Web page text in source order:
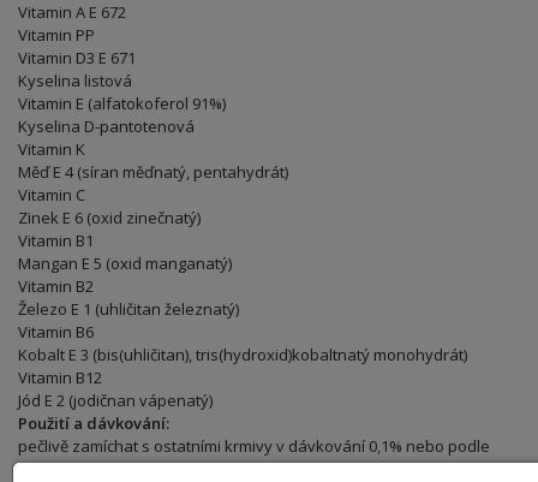
Vitamin A E 672
Vitamin PP
Vitamin D3 E 671
Kyselina listová
Vitamin E (alfatokoferol 91%)
Kyselina D-pantotenová
Vitamin K
Měď E 4 (síran měďnatý, pentahydrát)
Vitamin C
Zinek E 6 (oxid zinečnatý)
Vitamin B1
Mangan E 5 (oxid manganatý)
Vitamin B2
Železo E 1 (uhličitan železnatý)
Vitamin B6
Kobalt E 3 (bis(uhličitan), tris(hydroxid)kobaltnatý monohydrát)
Vitamin B12
Jód E 2 (jodičnan vápenatý)
Použití a dávkování:
pečlivě zamíchat s ostatními krmivy v dávkování 0,1% nebo podle
doporučení technika zkrmovat při zvýšené zátěži, terapiích, přepravě